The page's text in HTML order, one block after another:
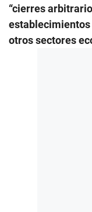
“cierres
otros sectores